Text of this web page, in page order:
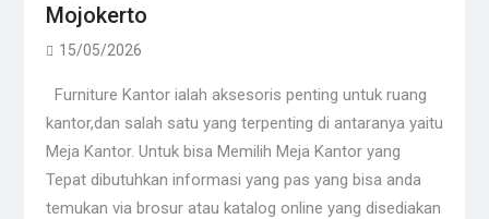
Mojokerto
15/05/2026
Furniture Kantor ialah aksesoris penting untuk ruang
kantor,dan salah satu yang terpenting di antaranya yaitu
Meja Kantor. Untuk bisa Memilih Meja Kantor yang
Tepat dibutuhkan informasi yang pas yang bisa anda
temukan via brosur atau katalog online yang disediakan